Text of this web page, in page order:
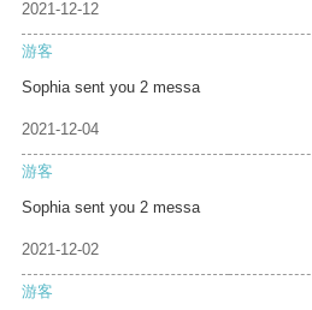
2021-12-12
游客
Sophia sent you 2 messa
2021-12-04
游客
Sophia sent you 2 messa
2021-12-02
游客